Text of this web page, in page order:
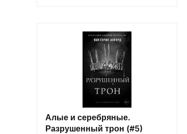
Алые и серебряные.
Разрушенный трон (#5)